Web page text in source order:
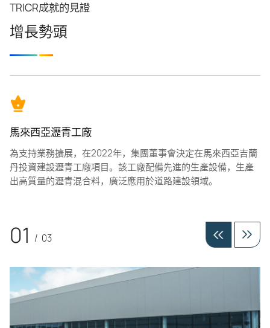
TRICR成就的見證
增長勢頭
馬來西亞瀝青工廠
為支持業務擴展，在2022年，集團董事會決定在馬來西亞吉蘭
丹投資建設瀝青工廠項目。該工廠配備先進的生產設備，生產
出高質量的瀝青混合料，廣泛應用於道路建設領域。
01 / 03